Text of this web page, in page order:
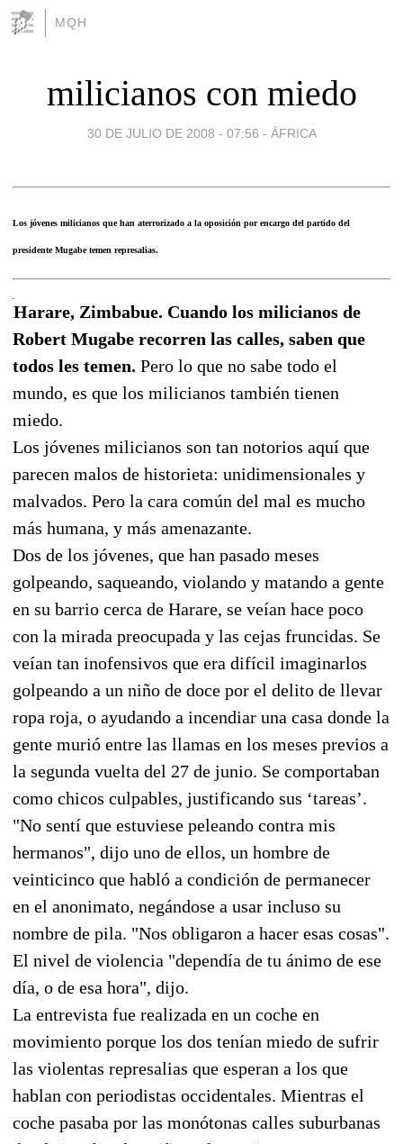
MQH
milicianos con miedo
30 DE JULIO DE 2008 - 07:56 - ÁFRICA
Los jóvenes milicianos que han aterrorizado a la oposición por encargo del partido del
presidente Mugabe temen represalias.
Harare, Zimbabue. Cuando los milicianos de
Robert Mugabe recorren las calles, saben que
todos les temen. Pero lo que no sabe todo el
mundo, es que los milicianos también tienen
miedo.
Los jóvenes milicianos son tan notorios aquí que
parecen malos de historieta: unidimensionales y
malvados. Pero la cara común del mal es mucho
más humana, y más amenazante.
Dos de los jóvenes, que han pasado meses
golpeando, saqueando, violando y matando a gente
en su barrio cerca de Harare, se veían hace poco
con la mirada preocupada y las cejas fruncidas. Se
veían tan inofensivos que era difícil imaginarlos
golpeando a un niño de doce por el delito de llevar
ropa roja, o ayudando a incendiar una casa donde la
gente murió entre las llamas en los meses previos a
la segunda vuelta del 27 de junio. Se comportaban
como chicos culpables, justificando sus ‘tareas’.
"No sentí que estuviese peleando contra mis
hermanos", dijo uno de ellos, un hombre de
veinticinco que habló a condición de permanecer
en el anonimato, negándose a usar incluso su
nombre de pila. "Nos obligaron a hacer esas cosas".
El nivel de violencia "dependía de tu ánimo de ese
día, o de esa hora", dijo.
La entrevista fue realizada en un coche en
movimiento porque los dos tenían miedo de sufrir
las violentas represalias que esperan a los que
hablan con periodistas occidentales. Mientras el
coche pasaba por las monótonas calles suburbanas